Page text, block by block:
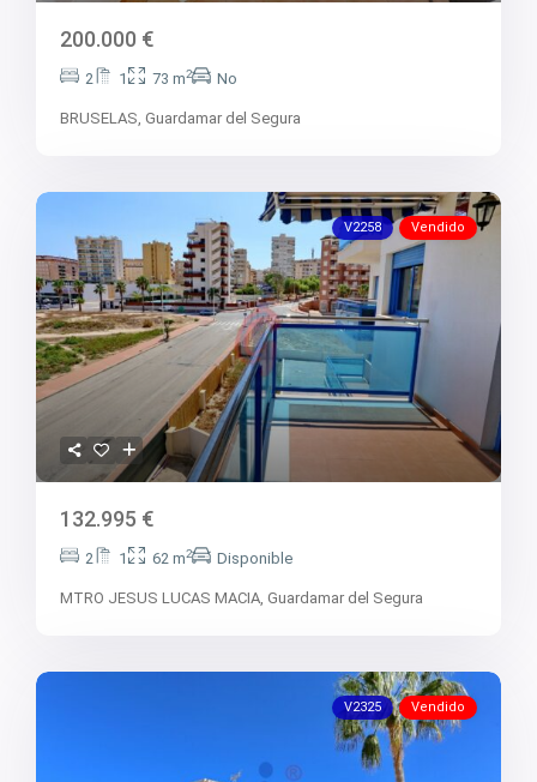
200.000 €
2 1 73 m2 No
BRUSELAS,Guardamar del Segura
V2258 Vendido
132.995 €
2 1 62 m2 Disponible
MTRO JESUS LUCAS MACIA,Guardamar del Segura
V2325 Vendido